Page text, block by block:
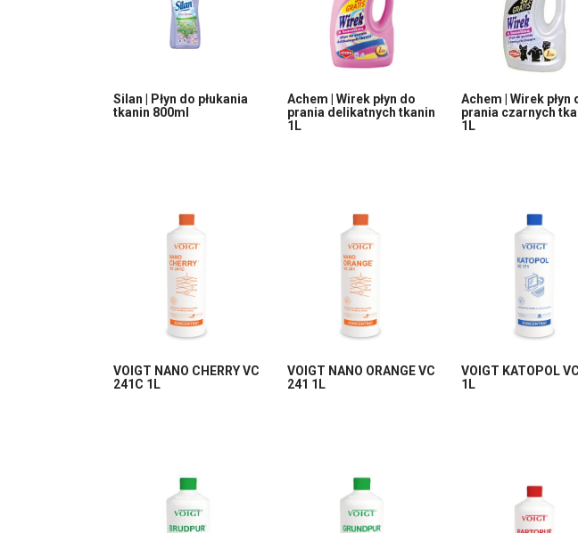
Silan | Płyn do płukania
tkanin 800ml
Achem | Wirek płyn do
prania delikatnych tkanin
1L
Achem | Wirek płyn
prania czarnych
1L
VOIGT NANO CHERRY VC
241C 1L
VOIGT NANO ORANGE VC
241 1L
VOIGT KATOPOL
1L